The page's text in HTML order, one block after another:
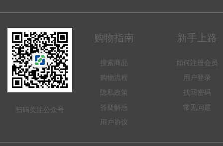
扫码关注公众号
购物指南
搜索商品
购物流程
隐私政策
答疑解惑
用户协议
新手上路
如何注册会员
用户登录
找回密码
常见问题